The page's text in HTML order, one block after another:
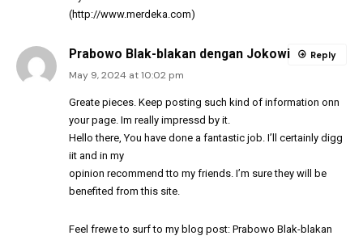
(http://www.merdeka.com)
Prabowo Blak-blakan dengan Jokowi
May 9, 2024 at 10:02 pm
Greate pieces. Keep posting such kind of information onn
your page. Im really impressd by it.
Hello there, You have done a fantastic job. I’ll certainly digg
iit and in my
opinion recommend tto my friends. I’m sure they will be
benefited from this site.
Feel frewe to surf to my blog post: Prabowo Blak-blakan
Reply